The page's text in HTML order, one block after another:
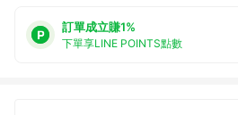
訂單成立賺1%
下單享LINE POINTS點數